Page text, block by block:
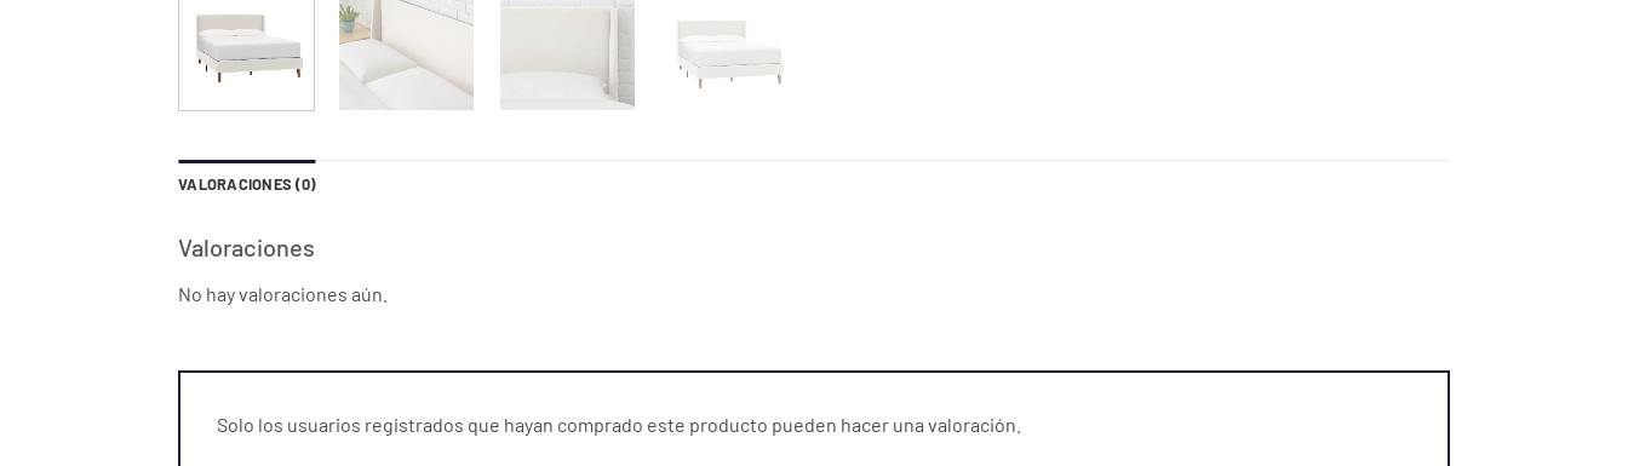
VALORACIONES (0)
Valoraciones
No hay valoraciones aún.
Solo los usuarios registrados que hayan comprado este producto pueden hacer una valoración.